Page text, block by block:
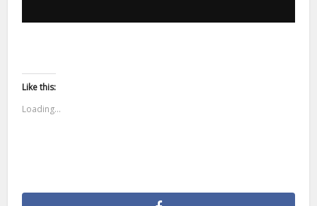
Like this:
Loading...